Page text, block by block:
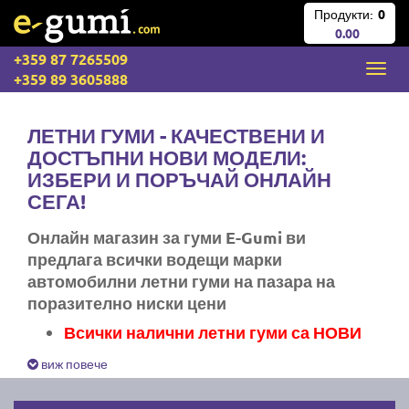
Продукти: 0
0.00
+359 87 7265509
+359 89 3605888
ЛЕТНИ ГУМИ - КАЧЕСТВЕНИ И
ДОСТЪПНИ НОВИ МОДЕЛИ:
ИЗБЕРИ И ПОРЪЧАЙ ОНЛАЙН
СЕГА!
Онлайн магазин за гуми E-Gumi ви
предлага всички водещи марки
автомобилни летни гуми на пазара на
поразително ниски цени
Всички налични летни гуми са НОВИ
Експресна доставка за цяла България
Ние не изпращаме стари гуми
виж повече